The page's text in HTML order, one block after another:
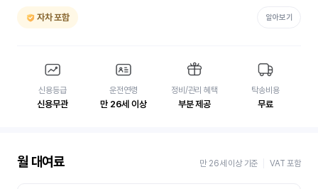
자차 포함 알아보기
신용등급
신용무관
운전연령
만 26세 이상
정비/관리 혜택
부분 제공
탁송비용
무료
월 대여료 만 26세 이상 기준 VAT 포함